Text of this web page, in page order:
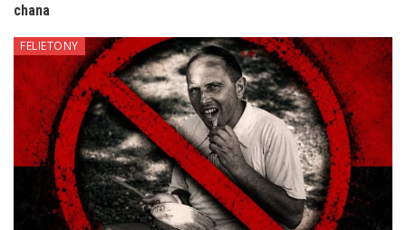
chana
FELIETONY